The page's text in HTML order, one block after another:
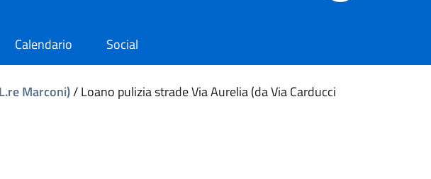
Calendario Social
Marconi)/Loano pulizia strade Via Aurelia (da Via Carducci